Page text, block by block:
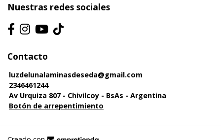
Nuestras redes sociales
Contacto
luzdelunalaminasdeseda@gmail.com
2346461244
Av Urquiza 807 - Chivilcoy - BsAs - Argentina
Botón de arrepentimiento